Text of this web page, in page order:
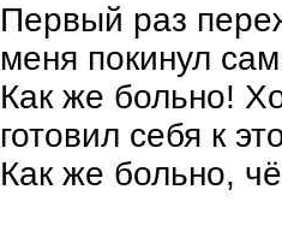
Первый раз
меня покинул
Как же больно!
готовил себя к
Как же больно,